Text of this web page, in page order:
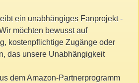
ein unabhängiges Fanprojekt -
möchten bewusst auf
kostenpflichtige Zugänge oder
das unsere Unabhängigkeit
dem Amazon-Partnerprogramm